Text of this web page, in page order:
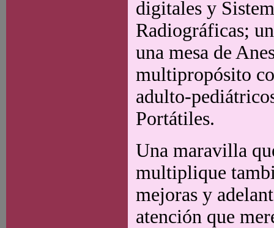
digitales y
Radiográficas;
una mesa de
multipropósito
adulto-
Portátiles.
Una maravilla
multiplique
mejoras y
atención que